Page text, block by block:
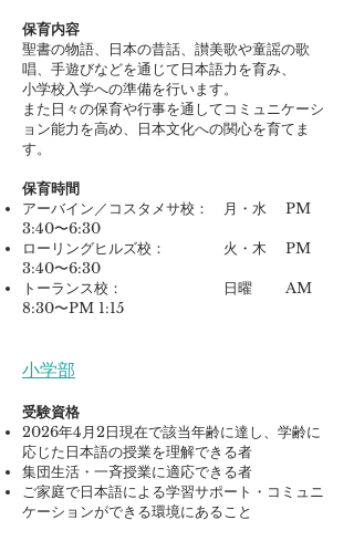
保育内容
聖書の物語、日本の昔話、讃美歌や童謡の歌
唱、手遊びなどを通じて日本語力を育み、
小学校入学への準備を行います。
また日々の保育や行事を通してコミュニケーシ
ョン能力を高め、日本文化への関心を育てま
す。
保育時間
アーバイン／コスタメサ校： 月・水 PM
3:40〜6:30
ローリングヒルズ校： 火・木 PM
3:40〜6:30
トーランス校： 日曜 AM
8:30〜PM 1:15
小学部
受験資格
2026年4月2日現在で該当年齢に達し、学齢に
応じた日本語の授業を理解できる者
集団生活・一斉授業に適応できる者
ご家庭で日本語による学習サポート・コミュニ
ケーションができる環境にあること